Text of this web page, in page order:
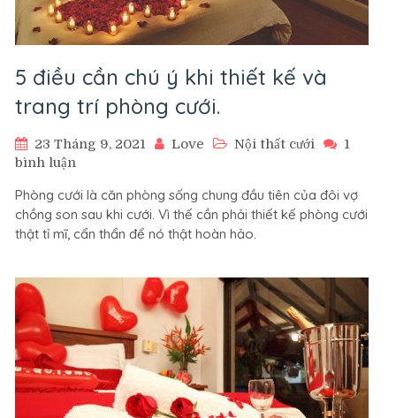
5 điều cần chú ý khi thiết kế và
trang trí phòng cưới.
23 Tháng 9, 2021 Love Nội thất cưới
1
bình luận
điều
cần
chú
thiết
và
trang
trí
phòng
cưới.
Phòng cưới là căn phòng sống chung đầu tiên của đôi vợ
chồng son sau khi cưới. Vì thế cần phải thiết kế phòng cưới
thật tỉ mĩ, cẩn thẩn để nó thật hoàn hảo.